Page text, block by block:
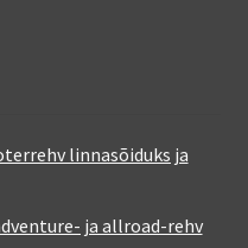
linnasõiduks ja
ja allroad-rehv